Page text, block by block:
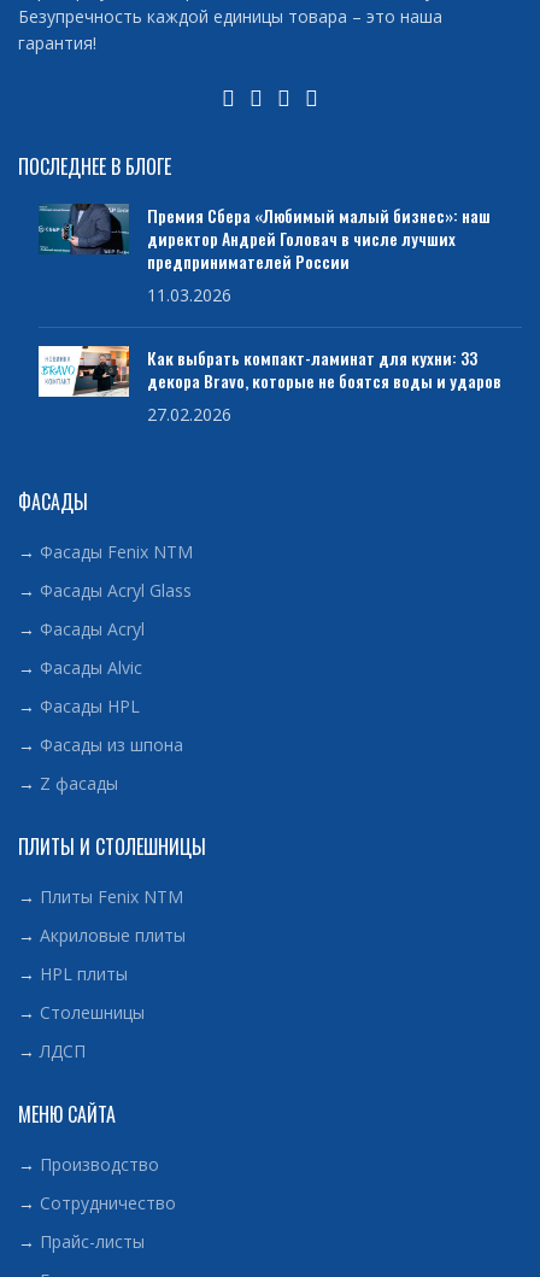
Безупречность каждой единицы товара – это наша
гарантия!
ПОСЛЕДНЕЕ В БЛОГЕ
Премия Сбера «Любимый малый бизнес»: наш
директор Андрей Головач в числе лучших
предпринимателей России
11.03.2026
Как выбрать компакт-ламинат для кухни: 33
декора Bravo, которые не боятся воды и ударов
27.02.2026
ФАСАДЫ
→ Фасады Fenix NTM
→ Фасады Acryl Glass
→ Фасады Acryl
→ Фасады Alvic
→ Фасады HPL
→ Фасады из шпона
→ Z фасады
ПЛИТЫ И СТОЛЕШНИЦЫ
→ Плиты Fenix NTM
→ Акриловые плиты
→ HPL плиты
→ Столешницы
→ЛДСП
МЕНЮ САЙТА
→ Производство
→ Сотрудничество
→ Прайс-листы